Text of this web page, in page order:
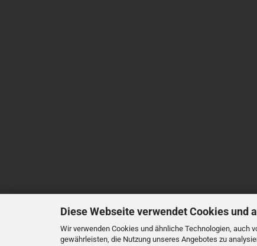
Diese Webseite verwendet Cookies und
Wir verwenden Cookies und ähnliche Technologien, auch
gewährleisten, die Nutzung unseres Angebotes zu